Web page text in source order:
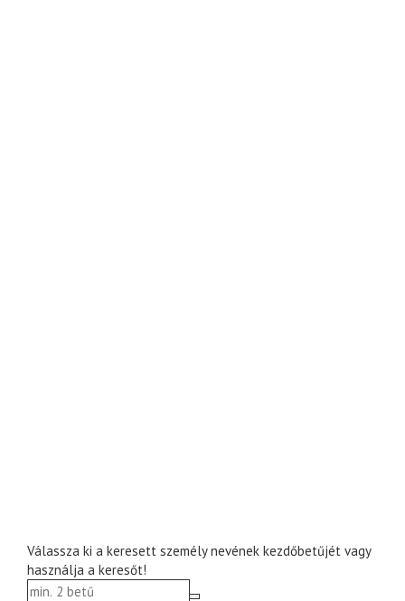
Válassza ki a keresett személy nevének kezdőbetűjét vagy
használja a keresőt!